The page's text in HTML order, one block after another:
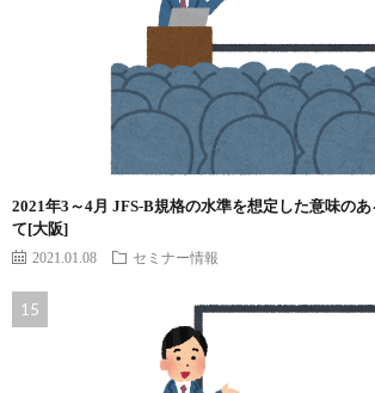
2021年3～4月 JFS-B規格の水準を想定した意味の
て[大阪]
2021.01.08 セミナー情報